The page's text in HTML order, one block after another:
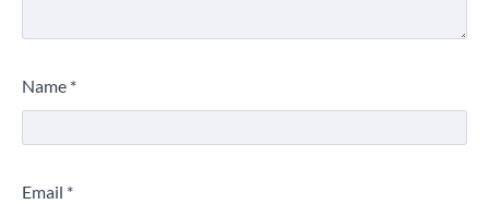
Name *
Email *